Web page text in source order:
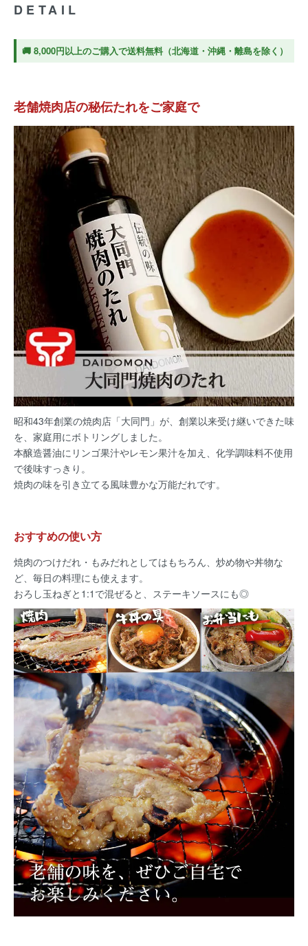
DETAIL
🚚 8,000円以上のご購入で送料無料（北海道・沖縄・離島を除く）
老舗焼肉店の秘伝たれをご家庭で
昭和43年創業の焼肉店「大同門」が、創業以来受け継いできた味
を、家庭用にボトリングしました。
本醸造醤油にリンゴ果汁やレモン果汁を加え、化学調味料不使用
で後味すっきり。
焼肉の味を引き立てる風味豊かな万能だれです。
おすすめの使い方
焼肉のつけだれ・もみだれとしてはもちろん、炒め物や丼物な
ど、毎日の料理にも使えます。
おろし玉ねぎと1:1で混ぜると、ステーキソースにも◎